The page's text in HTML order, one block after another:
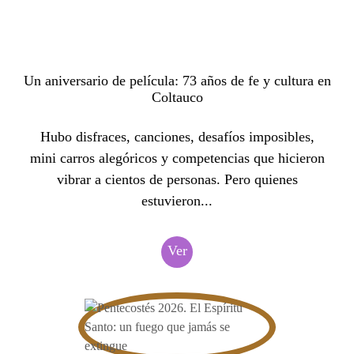
Un aniversario de película: 73 años de fe y cultura en
Coltauco
Hubo disfraces, canciones, desafíos imposibles,
mini carros alegóricos y competencias que hicieron
vibrar a cientos de personas. Pero quienes
estuvieron...
Ver